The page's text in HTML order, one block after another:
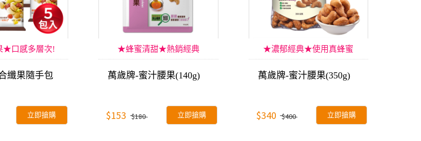
★口感多層次!
纖果隨手包
立即搶購
★蜂蜜清甜★熱銷經典
萬歲牌-蜜汁腰果(140g)
$153 $180 立即搶購
★濃郁經典★使用真蜂蜜
萬歲牌-蜜汁腰果(350g)
$340 $400 立即搶購